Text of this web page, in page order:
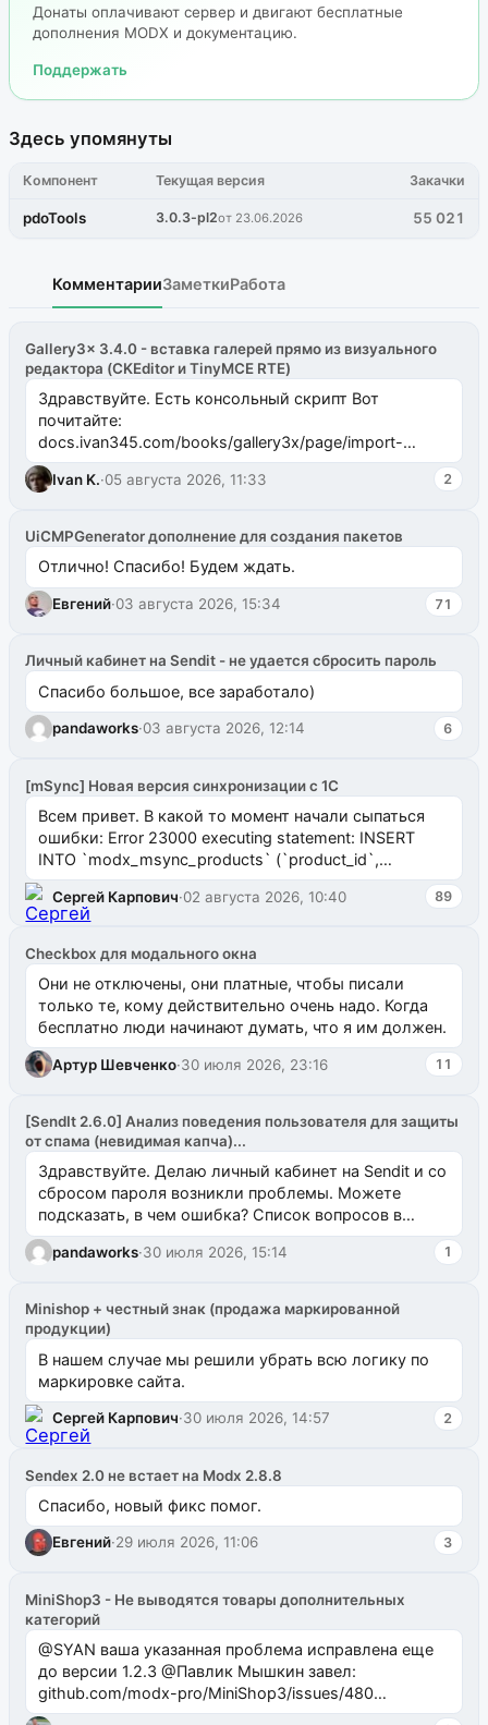
Донаты оплачивают сервер и двигают бесплатные
дополнения MODX и документацию.
Поддержать
Здесь упомянуты
Компонент Текущая версия Закачки
pdoTools 3.0.3-pl2от 23.06.2026 55 021
КомментарииЗаметкиРабота
Gallery3x 3.4.0 - вставка галерей прямо из визуального
редактора (CKEditor и TinyMCE RTE)
Здравствуйте. Есть консольный скрипт Вот
почитайте:
docs.ivan345.com/books/gallery3x/page/import-
ms2galleryphp
Ivan K.·05 августа 2026, 11:33 2
UiCMPGenerator дополнение для создания пакетов
Отлично! Спасибо! Будем ждать.
Евгений·03 августа 2026, 15:34 71
Личный кабинет на Sendit - не удается сбросить пароль
Спасибо большое, все заработало)
pandaworks·03 августа 2026, 12:14 6
[mSync] Новая версия синхронизации с 1С
Всем привет. В какой то момент начали сыпаться
ошибки: Error 23000 executing statement: INSERT
INTO `modx_msync_products` (`product_id`,
`uuid_1c`) VALUES ...
Сергей Карпович·02 августа 2026, 10:40 89
Checkbox для модального окна
Они не отключены, они платные, чтобы писали
только те, кому действительно очень надо. Когда
бесплатно люди начинают думать, что я им должен.
Артур Шевченко·30 июля 2026, 23:16 11
[SendIt 2.6.0] Анализ поведения пользователя для защиты
от спама (невидимая капча)...
Здравствуйте. Делаю личный кабинет на Sendit и со
сбросом пароля возникли проблемы. Можете
подсказать, в чем ошибка? Список вопросов в
одноименном разделе на modx.pro пока пуст, и,...
pandaworks·30 июля 2026, 15:14 1
Minishop + честный знак (продажа маркированной
продукции)
В нашем случае мы решили убрать всю логику по
маркировке сайта.
Сергей Карпович·30 июля 2026, 14:57 2
Sendex 2.0 не встает на Modx 2.8.8
Спасибо, новый фикс помог.
Евгений·29 июля 2026, 11:06 3
MiniShop3 - Не выводятся товары дополнительных
категорий
@SYAN ваша указанная проблема исправлена еще
до версии 1.2.3 @Павлик Мышкин завел:
github.com/modx-pro/MiniShop3/issues/480
github.com/modx-pro/MiniShop3/issues/481Исправим